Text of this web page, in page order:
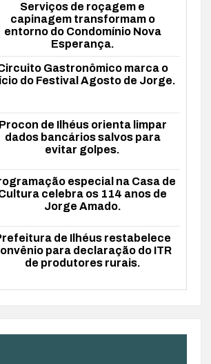
Serviços de roçagem e
capinagem transformam o
entorno do Condomínio Nova
Esperança.
Gastronômico marca o
do Festival Agosto de Jorge.
Procon de Ilhéus orienta limpar
dados bancários salvos para
evitar golpes.
especial na Casa de
celebra os 114 anos de
Jorge Amado.
de Ilhéus restabelece
para declaração do ITR
de produtores rurais.